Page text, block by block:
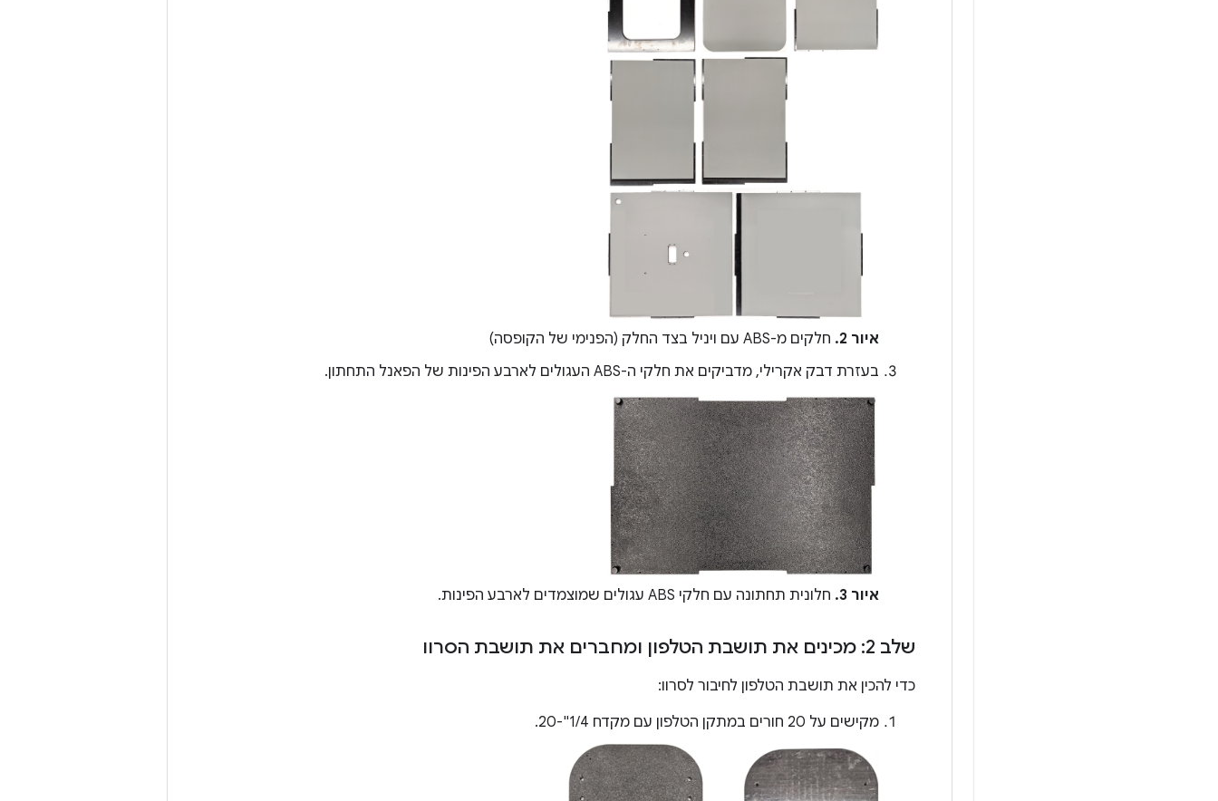
איור 2.
חלקים מ-ABS עם ויניל בצד החלק (הפנימי של הקופסה)
בעזרת דבק אקרילי, מדביקים את חלקי ה-ABS העגולים לארבע הפינות של הפאנל התחתון.
איור 3. חלונית תחתונה עם חלקי ABS עגולים שמוצמדים לארבע הפינות.
שלב 2: מכינים את תושבת הטלפון ומחברים את תושבת הסרוו
כדי להכין את תושבת הטלפון לחיבור לסרוו:
מקישים על 20 חורים במתקן הטלפון עם מקדח 1/4"-20.